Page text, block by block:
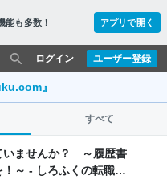
能も多数！ アプリで開く
ユーザー登録
ログイン
』
すべて
いませんか？ ～履歴書
～ - しろふくの転職応